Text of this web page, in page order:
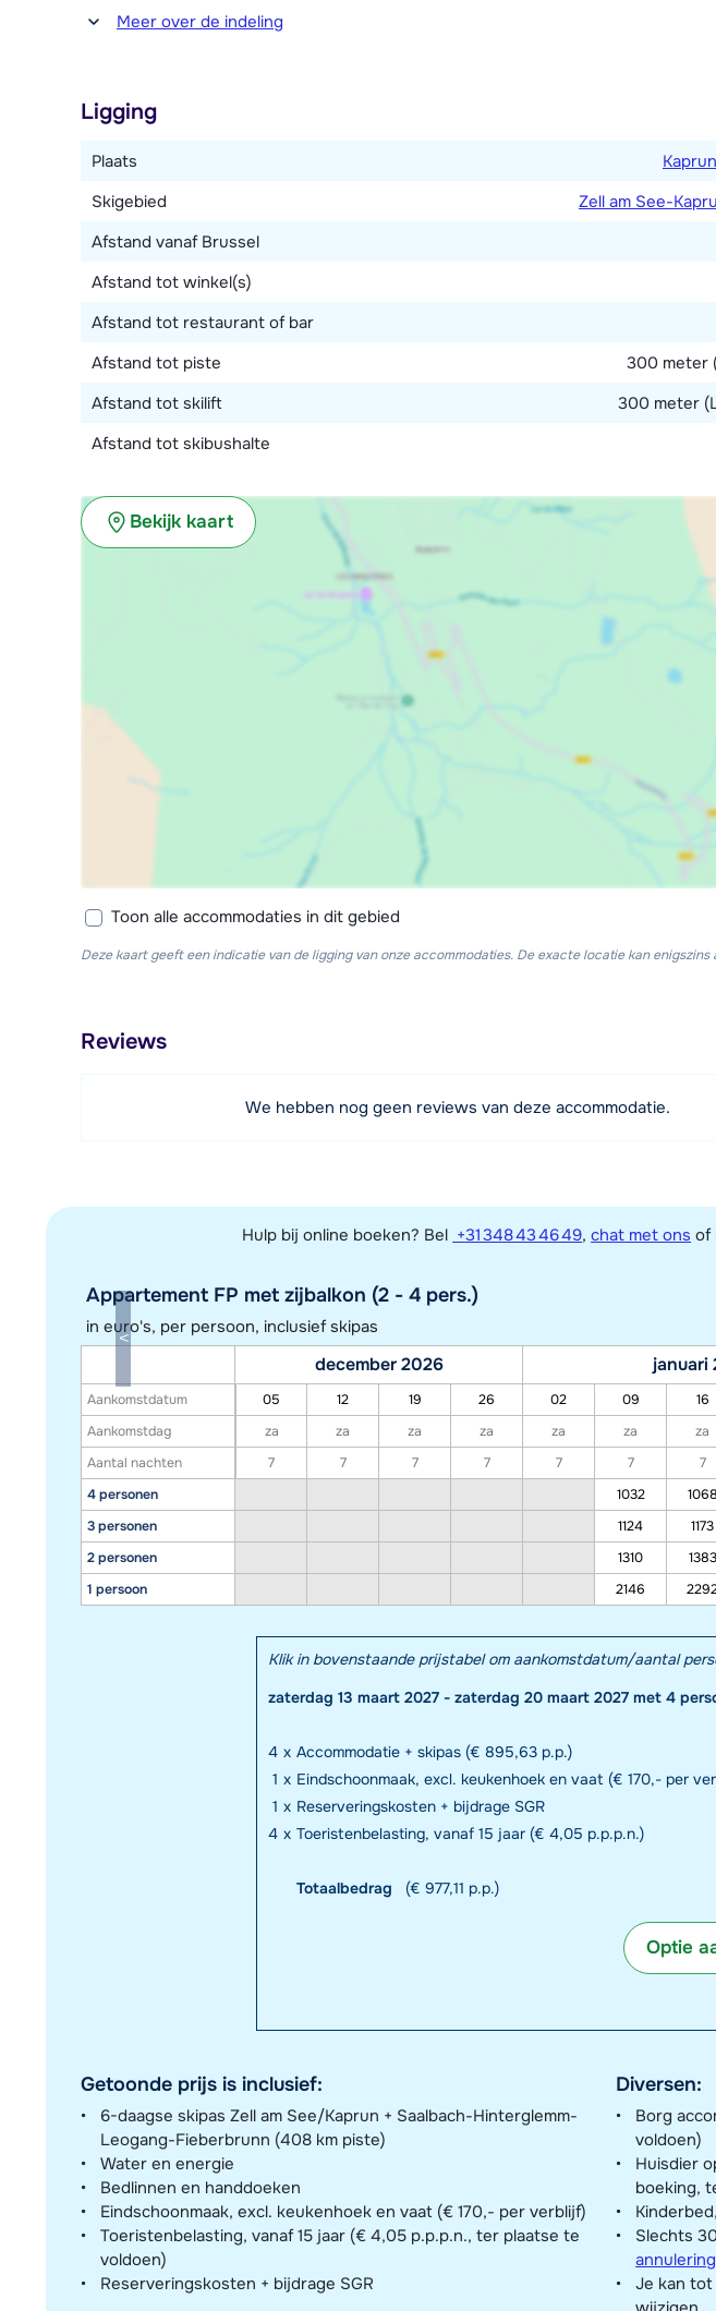
parkeergarage, een lift en gratis Wi-Fi.
Meer over de indeling
Ligging
Plaats Kaprun
Skigebied
Zell am See-
Afstand vanaf Brussel
Afstand tot winkel(s)
Afstand tot restaurant of bar
Afstand tot piste
300 meter
Afstand tot skilift
300 meter
Afstand tot skibushalte
Bekijk kaart
Toon alle accommodaties in dit gebied
Deze kaart geeft een indicatie van de ligging van onze accommodaties. De exacte locatie kan enigszins
Reviews
We hebben nog geen reviews van deze accommodatie.
Hulp bij online boeken? Bel +31 348 43 46 49,chat met ons of
Appartement FP met zijbalkon (2 - 4 pers.)
in euro's, per persoon, inclusief skipas
Aankomstdatum
Aankomstdag
Aantal nachten
4 personen
3 personen
2 personen
1 persoon
december 2026 januari
05 12 19 26 02 09 16
za
za za za za za za
7
7 7 7 7 7 7
1032
1068
1124
1173
1310
1383
2146
Klik in bovenstaande prijstabel om aankomstdatum/aantal
zaterdag 13 maart 2027 - zaterdag 20 maart 2027 met 4
4 x Accommodatie + skipas (€ 895,63 p.p.)
1 x Eindschoonmaak, excl. keukenhoek en vaat (€ 170,- per
1 x Reserveringskosten + bijdrage SGR
4 x Toeristenbelasting, vanaf 15 jaar (€ 4,05 p.p.p.n.)
Totaalbedrag (€ 977,11 p.p.)
Optie
Getoonde prijs is inclusief:
6-daagse skipas Zell am See/Kaprun + Saalbach-Hinterglemm-
Leogang-Fieberbrunn (408 km piste)
Water en energie
Bedlinnen en handdoeken
Eindschoonmaak, excl. keukenhoek en vaat (€ 170,- per verblijf)
Toeristenbelasting, vanaf 15 jaar (€ 4,05 p.p.p.n., ter plaatse te
voldoen)
Reserveringskosten + bijdrage SGR
Diversen:
Borg
voldoen)
Huisdier
boeking,
Slechts
Je kan